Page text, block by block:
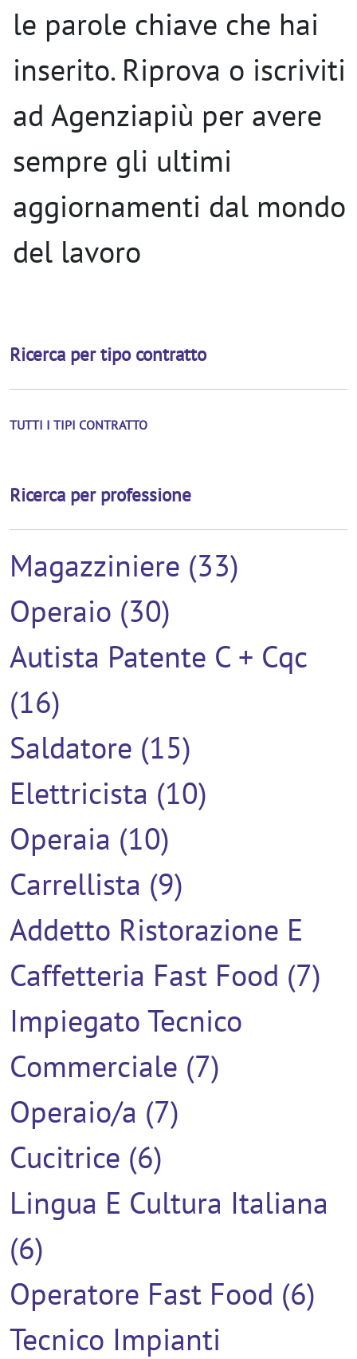
le parole chiave che hai
inserito. Riprova o iscriviti
ad Agenziapiù per avere
sempre gli ultimi
aggiornamenti dal mondo
del lavoro
Ricerca per tipo contratto
TUTTI I TIPI CONTRATTO
Ricerca per professione
Magazziniere (33)
Operaio (30)
Autista Patente C + Cqc
(16)
Saldatore (15)
Elettricista (10)
Operaia (10)
Carrellista (9)
Addetto Ristorazione E
Caffetteria Fast Food (7)
Impiegato Tecnico
Commerciale (7)
Operaio/a (7)
Cucitrice (6)
Lingua E Cultura Italiana
(6)
Operatore Fast Food (6)
Tecnico Impianti